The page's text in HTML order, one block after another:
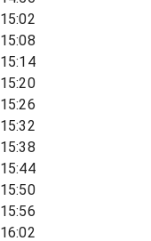
15:02
15:08
15:14
15:20
15:26
15:32
15:38
15:44
15:50
15:56
16:02